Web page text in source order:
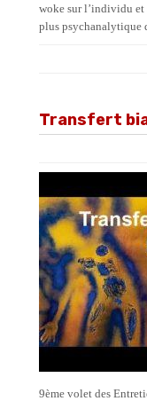
woke sur l’individu
plus psychanalytique
Transfert
9ème volet des